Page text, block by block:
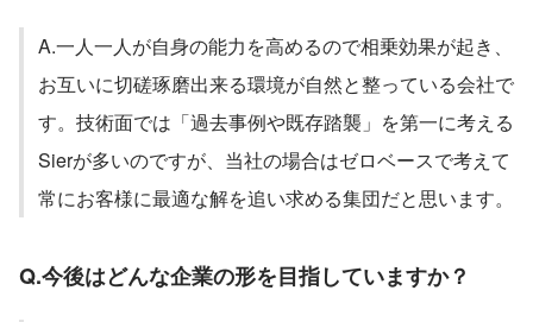
A.一人一人が自身の能力を高めるので相乗効果が起き、
お互いに切磋琢磨出来る環境が自然と整っている会社で
す。技術面では「過去事例や既存踏襲」を第一に考える
Sierが多いのですが、当社の場合はゼロベースで考えて
常にお客様に最適な解を追い求める集団だと思います。
Q.今後はどんな企業の形を目指していますか？